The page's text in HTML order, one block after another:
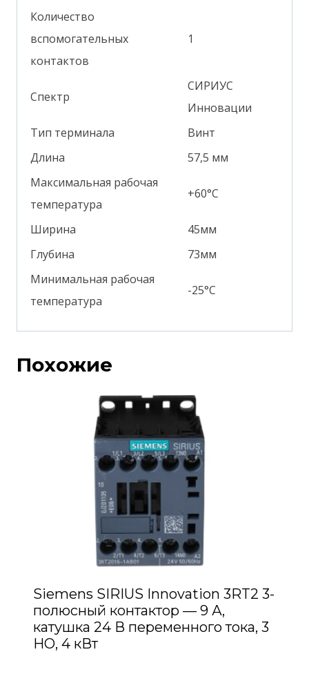
Количество
вспомогательных
контактов
1
Спектр
СИРИУС
Инновации
Тип терминала
Винт
Длина
57,5 мм
Максимальная рабочая
температура
+60°С
Ширина
45мм
Глубина
73мм
Минимальная рабочая
температура
-25°С
Похожие
Siemens SIRIUS Innovation 3RT2 3-
полюсный контактор — 9 А,
катушка 24 В переменного тока, 3
НО, 4 кВт